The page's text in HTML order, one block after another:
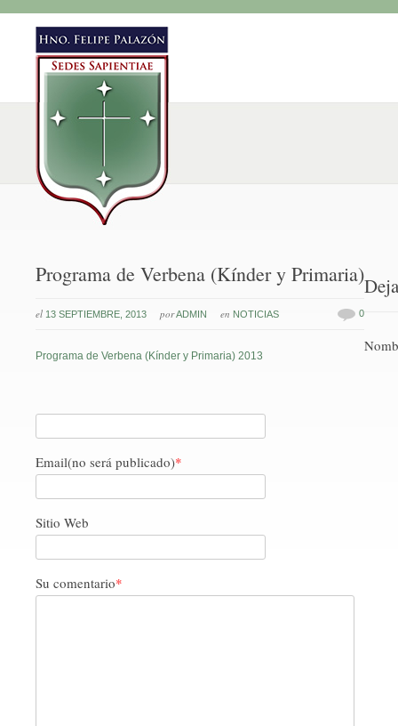
Programa de Verbena (Kínder y Primaria)
el 13 SEPTIEMBRE, 2013 porADMIN en NOTICIAS 0
Programa de Verbena (Kínder y Primaria) 2013
Email(no será publicado)*
Sitio Web
Su comentario*